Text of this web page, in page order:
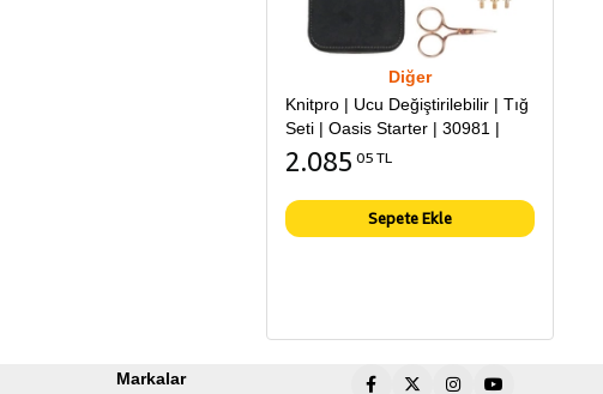
Diğer
Knitpro | Ucu Değiştirilebilir | Tığ
Seti | Oasis Starter | 30981 |
2.085 05 TL
Sepete Ekle
Markalar